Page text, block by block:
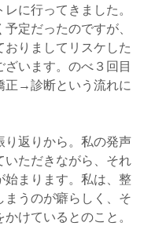
に行ってきました。
定だったのですが、
りましてリスケした
います。のべ３回目
正→診断という流れに
り返りから。私の発声
いただきながら、それ
始まります。私は、整
まうのが癖らしく、そ
けているとのこと。